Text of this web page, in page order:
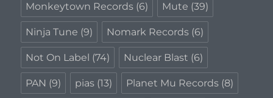
Monkeytown Records (6) Mute (39)
Ninja Tune (9) Nomark Records (6)
Not On Label (74) Nuclear Blast (6)
PAN (9) pias (13) Planet Mu Records (8)